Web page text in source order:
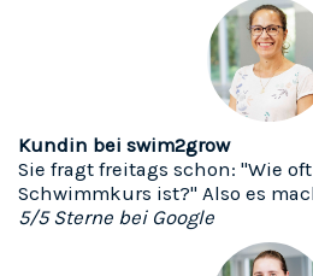
Kundin bei swim2grow
Sie fragt freitags schon: "Wie
Schwimmkurs ist?" Also es
5/5 Sterne bei Google